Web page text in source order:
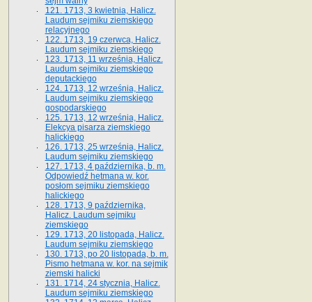
121. 1713, 3 kwietnia, Halicz.
Laudum sejmiku ziemskiego
relacyjnego
122. 1713, 19 czerwca, Halicz.
Laudum sejmiku ziemskiego
123. 1713, 11 września, Halicz.
Laudum sejmiku ziemskiego
deputackiego
124. 1713, 12 września, Halicz.
Laudum sejmiku ziemskiego
gospodarskiego
125. 1713, 12 września, Halicz.
Elekcya pisarza ziemskiego
halickiego
126. 1713, 25 września, Halicz.
Laudum sejmiku ziemskiego
127. 1713, 4 października, b. m.
Odpowiedź hetmana w. kor.
posłom sejmiku ziemskiego
halickiego
128. 1713, 9 października,
Halicz. Laudum sejmiku
ziemskiego
129. 1713, 20 listopada, Halicz.
Laudum sejmiku ziemskiego
130. 1713, po 20 listopada, b. m.
Pismo hetmana w. kor. na sejmik
ziemski halicki
131. 1714, 24 stycznia, Halicz.
Laudum sejmiku ziemskiego